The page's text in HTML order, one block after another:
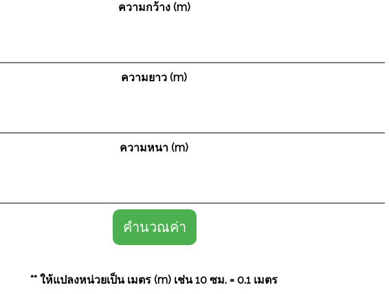
ความกว้าง (m)
ความยาว (m)
ความหนา (m)
คำนวณค่า
** ให้แปลงหน่วยเป็น เมตร (m) เช่น 10 ซม. = 0.1 เมตร